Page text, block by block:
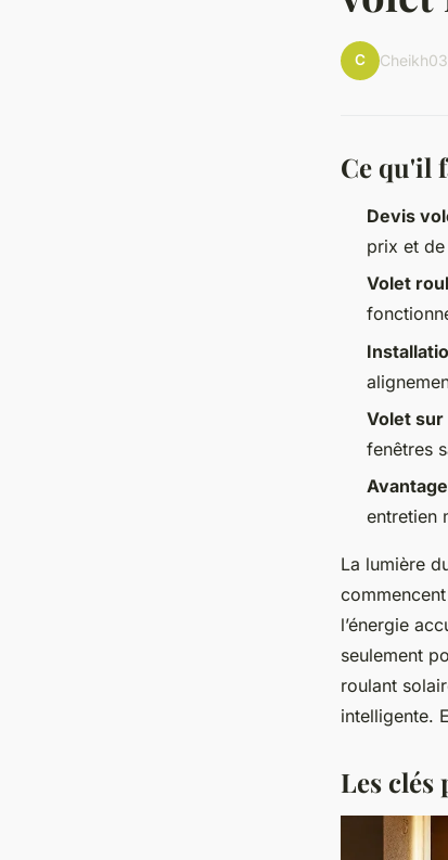
C Cheikh
Ce qu'il
Devis
prix et
Volet
Volet
fenêtres
entretien
La lumière
l’énergie
seulement
roulant
intelligente.
Les clés